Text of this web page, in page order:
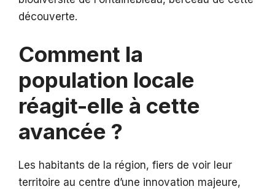
découverte.
Comment la
population locale
réagit-elle à cette
avancée ?
Les habitants de la région, fiers de voir leur
territoire au centre d’une innovation majeure,